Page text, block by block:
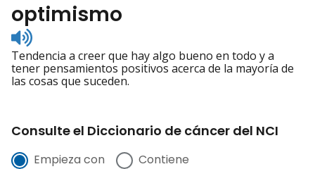
optimismo
Listen
to
pronunciation
Tendencia a creer que hay algo bueno en todo y a
tener pensamientos positivos acerca de la mayoría de
las cosas que suceden.
Consulte el Diccionario de cáncer del NCI
Empieza con Contiene